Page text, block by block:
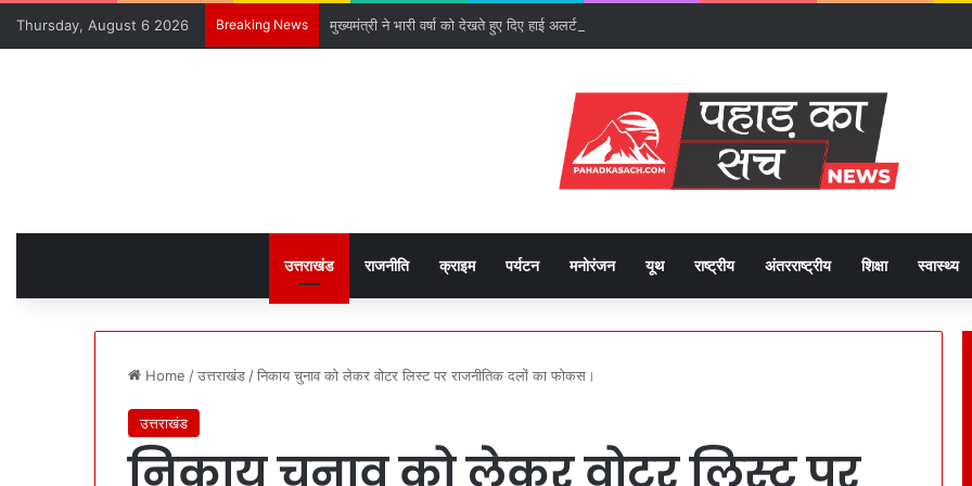
Thursday, August 6 2026 Breaking News मुख्यमंत्री ने भारी वर्षा को देखते हुए दिए हाई अलर्ट पर रहने के निर्देश।
उत्तराखंड राजनीति क्राइम पर्यटन मनोरंजन यूथ राष्ट्रीय अंतरराष्ट्रीय शिक्षा स्वास्थ्य
Home /उत्तराखंड /निकाय चुनाव को लेकर वोटर लिस्ट पर राजनीतिक दलों का फोकस।
उत्तराखंड
निकाय चुनाव को लेकर वोटर लिस्ट पर